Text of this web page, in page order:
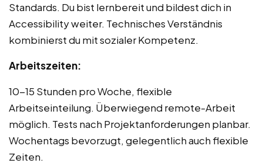
Standards. Du bist lernbereit und bildest dich in
Accessibility weiter. Technisches Verständnis
kombinierst du mit sozialer Kompetenz.
Arbeitszeiten:
10-15 Stunden pro Woche, flexible
Arbeitseinteilung. Überwiegend remote-Arbeit
möglich. Tests nach Projektanforderungen planbar.
Wochentags bevorzugt, gelegentlich auch flexible
Zeiten.